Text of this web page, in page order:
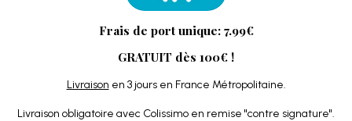
Frais de port unique: 7.99€
GRATUIT dès 100€ !
Livraison en 3 jours en France Métropolitaine.
Livraison obligatoire avec Colissimo en remise "contre signature".